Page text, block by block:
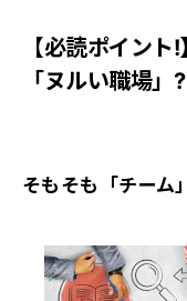
【必読ポイント
「ヌルい職場」?
そもそも「チーム